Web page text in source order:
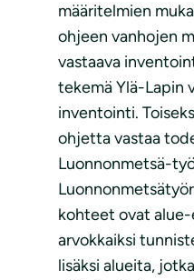
määritelmien
ohjeen vanhojen
vastaava
tekemä Ylä-Lapin
inventointi.
ohjetta vastaa
Luonnonmetsä-
kohteet ovat
arvokkaiksi
lisäksi alueita,